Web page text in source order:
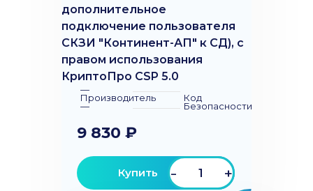
дополнительное
подключение пользователя
СКЗИ "Континент-АП" к СД), с
правом использования
КриптоПро CSP 5.0
—
Производитель
—
Код
Безопасности
9 830 ₽
Купить - +